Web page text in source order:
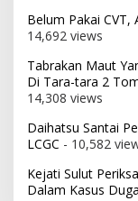
Belum Pakai
14,692 views
Tabrakan Maut
Di Tara-tara 2
14,308 views
Daihatsu Santai
LCGC - 10,582
Kejati Sulut
Dalam Kasus